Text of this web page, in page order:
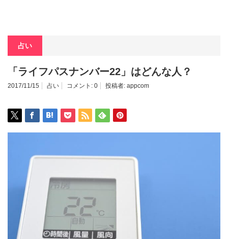
占い
「ライフパスナンバー22」はどんな人？
2017/11/15 占い コメント: 0 投稿者: appcom